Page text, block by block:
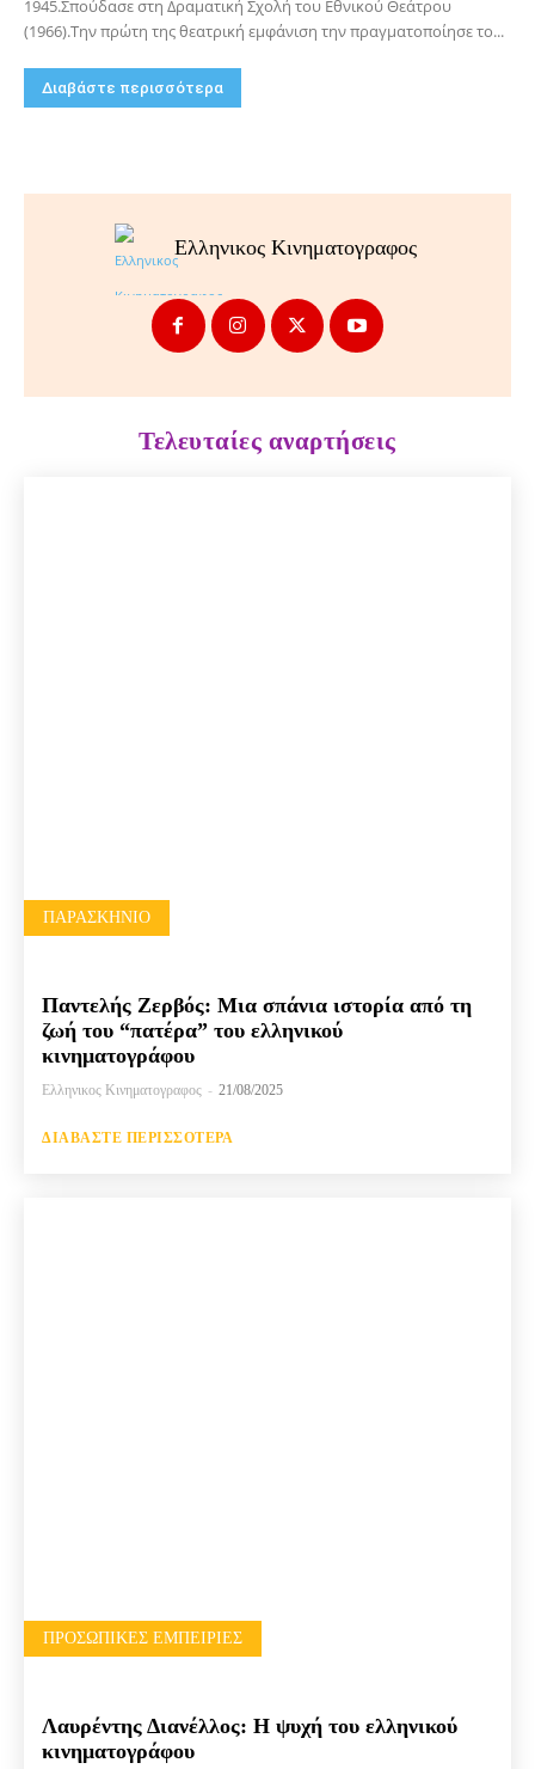
1945.Σπούδασε στη Δραματική Σχολή του Εθνικού Θεάτρου
(1966).Την πρώτη της θεατρική εμφάνιση την πραγματοποίησε το...
Διαβάστε περισσότερα
Ελληνικος Κινηματογραφος
Τελευταίες αναρτήσεις
ΠΑΡΑΣΚΉΝΙΟ
Παντελής Ζερβός: Μια σπάνια ιστορία από τη
ζωή του “πατέρα” του ελληνικού
κινηματογράφου
Ελληνικος Κινηματογραφος - 21/08/2025
ΔΙΑΒΆΣΤΕ ΠΕΡΙΣΣΌΤΕΡΑ
ΠΡΟΣΩΠΙΚΈΣ ΕΜΠΕΙΡΊΕΣ
Λαυρέντης Διανέλλος: Η ψυχή του ελληνικού
κινηματογράφου